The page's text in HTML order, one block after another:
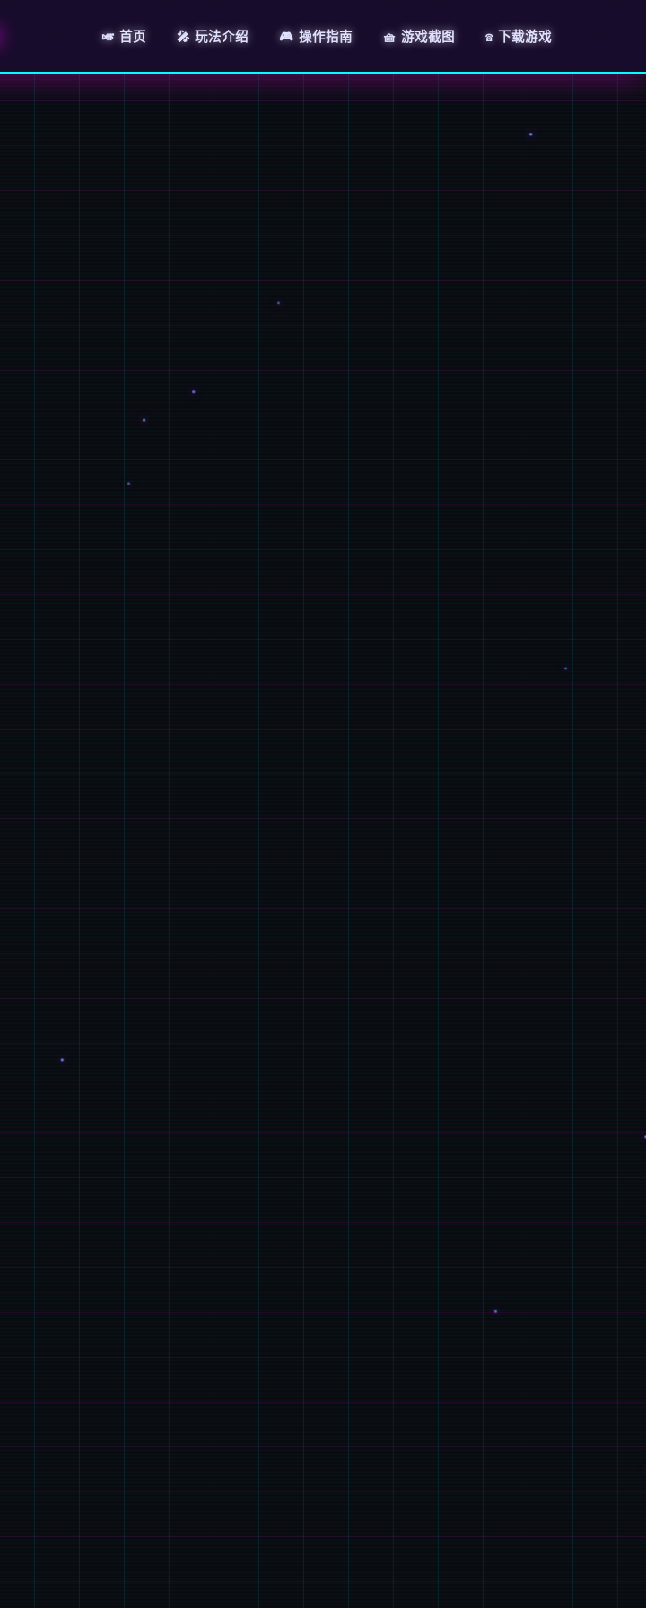
🎺 首页 🎤 玩法介绍 🎮 操作指南 🧺 游戏截图 ☎️ 下载游戏